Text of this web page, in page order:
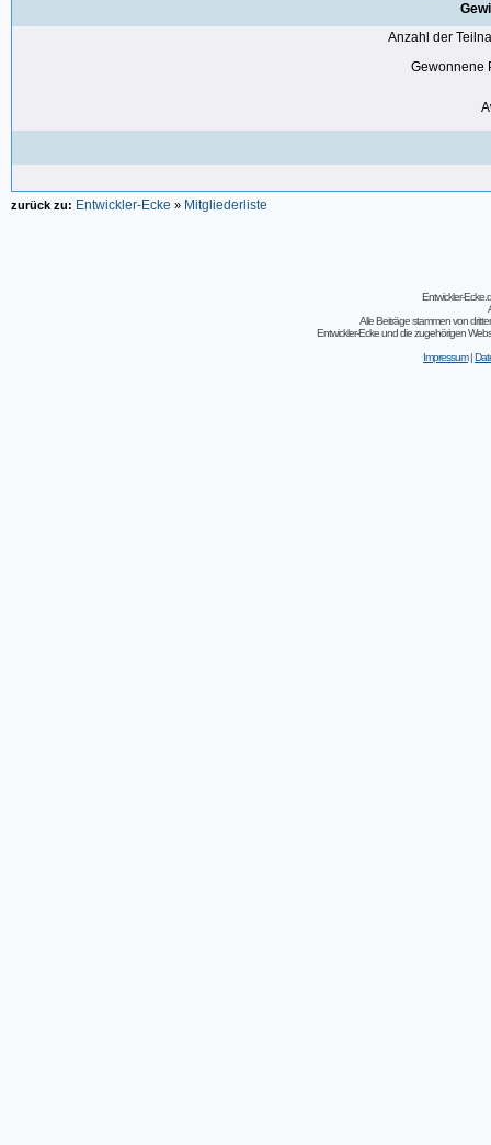
Anzahl der
Gewonnene
zurück zu: Entwickler-Ecke » Mitgliederliste
Entwickler-
Alle Beiträge stammen von
Entwickler-Ecke und die zugehörigen
Impressum|